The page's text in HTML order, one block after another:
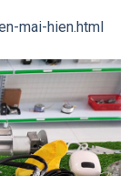
mai-hien.html